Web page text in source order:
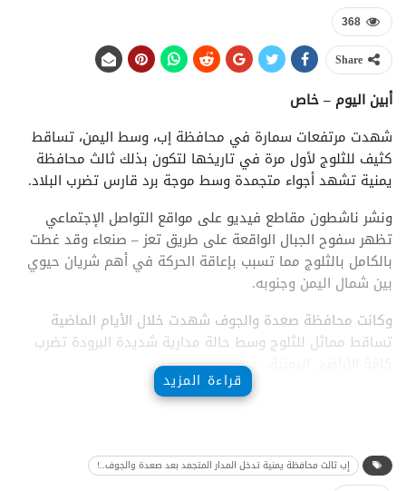
368
Share
أبين اليوم – خاص
شهدت مرتفعات سمارة في محافظة إب، وسط اليمن، تساقط
كثيف للثلوج لأول مرة في تاريخها لتكون بذلك ثالث محافظة
يمنية تشهد أجواء متجمدة وسط موجة برد قارس تضرب البلاد.
ونشر ناشطون مقاطع فيديو على مواقع التواصل الإجتماعي
تظهر سفوح الجبال الواقعة على طريق تعز – صنعاء وقد غطت
بالكامل بالثلوج مما تسبب بإعاقة الحركة في أهم شريان حيوي
بين شمال اليمن وجنوبه.
وكانت محافظة صعدة والجوف شهدت خلال الأيام الماضية
تساقط مماثل للثلوج وسط حالة مدارية شديدة البرودة تضرب
قراءة المزيد
إب ثالث محافظة يمنية تدخل المدار المتجمد بعد صعدة والجوف..!